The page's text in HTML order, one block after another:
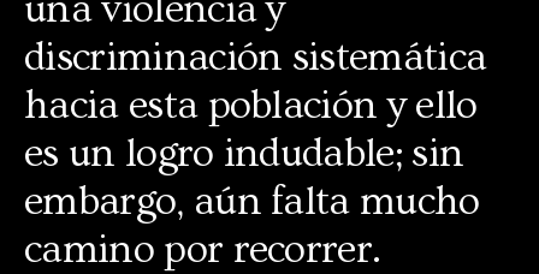
una violencia y
discriminación sistemática
hacia esta población y ello
es un logro indudable; sin
embargo, aún falta mucho
camino por recorrer.